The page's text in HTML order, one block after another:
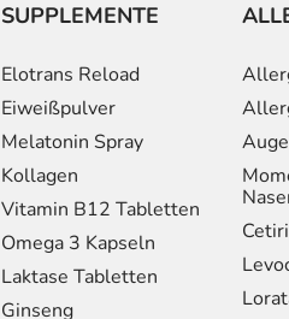
SUPPLEMENTE
Elotrans Reload
Eiweißpulver
Melatonin Spray
Kollagen
Vitamin B12 Tabletten
Omega 3 Kapseln
Laktase Tabletten
Ginseng